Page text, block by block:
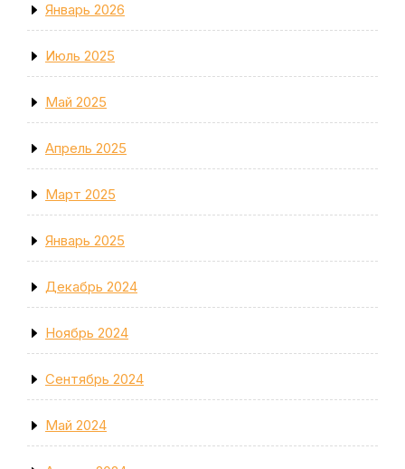
Январь 2026
Июль 2025
Май 2025
Апрель 2025
Март 2025
Январь 2025
Декабрь 2024
Ноябрь 2024
Сентябрь 2024
Май 2024